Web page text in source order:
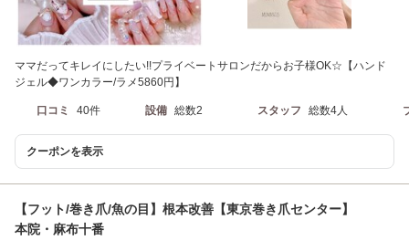
ママだってキレイにしたい!!プライベートサロンだからお子様OK☆【ハンド
ジェル◆ワンカラー/ラメ5860円】
口コミ 40件 設備 総数2 スタッフ 総数4人
クーポンを表示
【フット/巻き爪/魚の目】根本改善【東京巻き爪センター】
本院・麻布十番